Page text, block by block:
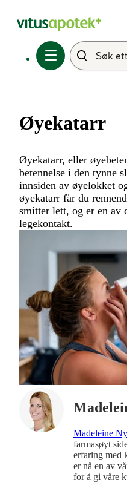
Øyekatarr
Øyekatarr, eller
betennelse i den tynne
innsiden av øyelokket
øyekatarr får du
smitter lett, og er en av
legekontakt.
Madeleine
farmasøyt
erfaring med
er nå en av
for å gi våre